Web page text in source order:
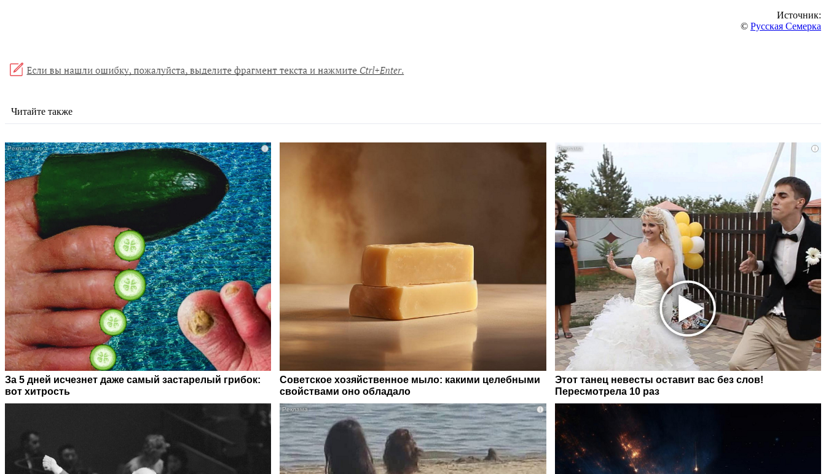
Источник:
© Русская Семерка
Читайте также
i
За 5 дней исчезнет даже самый застарелый грибок:
вот хитрость
Советское хозяйственное мыло: какими целебными
свойствами оно обладало
i
Этот танец невесты оставит вас без слов!
Пересмотрела 10 раз
i